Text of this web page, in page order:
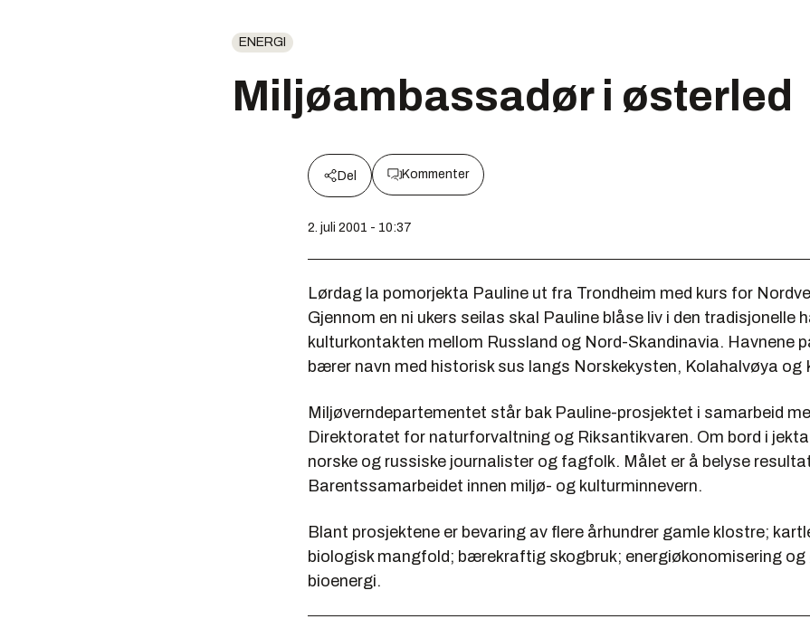
ENERGI
Miljøambassadør i østerled
Del Kommenter
2. juli 2001 - 10:37
Lørdag la pomorjekta Pauline ut fra Trondheim med kurs for
Gjennom en ni ukers seilas skal Pauline blåse liv i den tradisjonelle
kulturkontakten mellom Russland og Nord-Skandinavia. Havnene
bærer navn med historisk sus langs Norskekysten, Kolahalvøya og
Miljøverndepartementet står bak Pauline-prosjektet i samarbeid
Direktoratet for naturforvaltning og Riksantikvaren. Om bord i
norske og russiske journalister og fagfolk. Målet er å belyse
Barentssamarbeidet innen miljø- og kulturminnevern.
Blant prosjektene er bevaring av flere århundrer gamle klostre;
biologisk mangfold; bærekraftig skogbruk; energiøkonomisering og
bioenergi.